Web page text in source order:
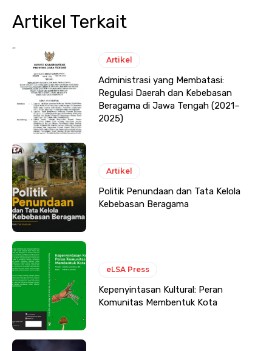
Artikel Terkait
Artikel
Administrasi yang Membatasi:
Regulasi Daerah dan Kebebasan
Beragama di Jawa Tengah (2021–
2025)
Artikel
Politik Penundaan dan Tata Kelola
Kebebasan Beragama
eLSA Press
Kepenyintasan Kultural: Peran
Komunitas Membentuk Kota